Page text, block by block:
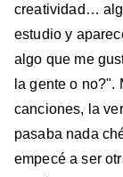
creatividad…
estudio y
algo que me
la gente o no?".
canciones, la
pasaba nada
empecé a ser